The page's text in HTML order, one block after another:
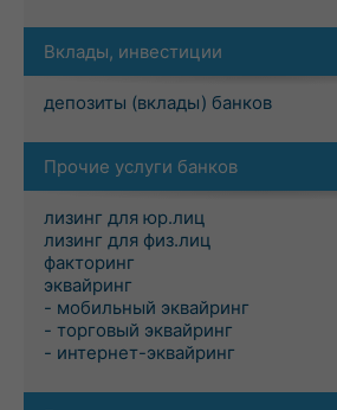
Вклады, инвестиции
депозиты (вклады) банков
Прочие услуги банков
лизинг для юр.лиц
лизинг для физ.лиц
факторинг
эквайринг
- мобильный эквайринг
- торговый эквайринг
- интернет-эквайринг